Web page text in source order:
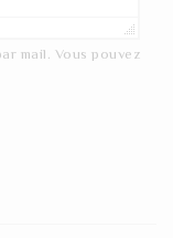
mail. Vous pouvez